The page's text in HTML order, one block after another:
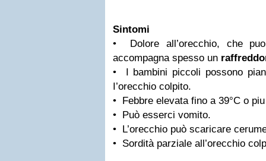
Sintomi
• Dolore all’orecchio, che
accompagna spesso un
• I bambini piccoli possono
I’orecchio colpito.
• Febbre elevata fino a 39°C o
• Può esserci vomito.
• L’orecchio può scaricare
• Sordità parziale all’orecchio